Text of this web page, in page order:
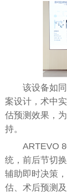
该设备如
案设计，术中
估预测 效果 ，
持。
ARTEVO
统，前后节切
辅助即时决策
估、术后预测